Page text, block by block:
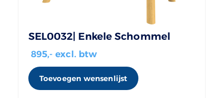
SEL0032| Enkele Schommel
895,- excl. btw
Toevoegen wensenlijst